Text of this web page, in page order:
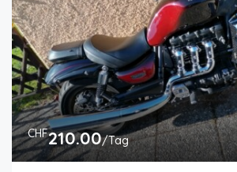
CHF210.00/Tag